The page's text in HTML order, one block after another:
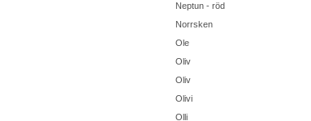
Neptun - röd
Norrsken
Ole
Oliv
Oliv
Olivi
Olli